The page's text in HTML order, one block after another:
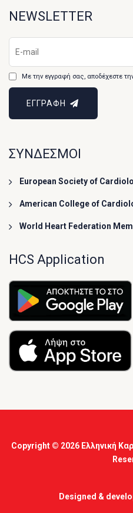
NEWSLETTER
Με την εγγραφή σας, αποδέχεστε
ΕΓΓΡΑΦΗ
ΣΥΝΔΕΣΜΟΙ
European Society of
American College of
World Heart Federation
HCS Application
Copyright © 2026 Ελληνική
Designed &